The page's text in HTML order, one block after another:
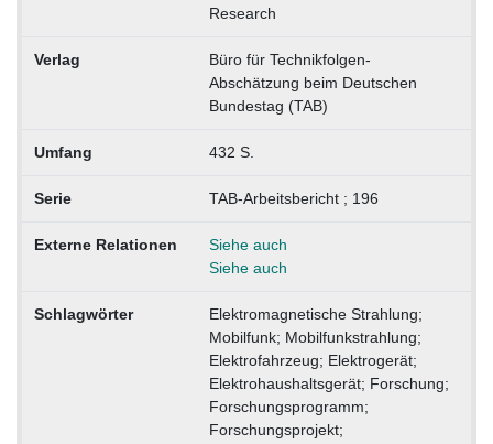
Research
Verlag
Büro für Technikfolgen-
Abschätzung beim Deutschen
Bundestag (TAB)
Umfang 432 S.
Serie TAB-Arbeitsbericht ; 196
Externe Relationen
Siehe auch
Siehe auch
Schlagwörter
Elektromagnetische Strahlung;
Mobilfunk; Mobilfunkstrahlung;
Elektrofahrzeug; Elektrogerät;
Elektrohaushaltsgerät; Forschung;
Forschungsprogramm;
Forschungsprojekt;